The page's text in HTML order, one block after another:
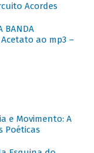
Acordes
BANDA
Acetato ao mp3 –
e Movimento: A
Poéticas